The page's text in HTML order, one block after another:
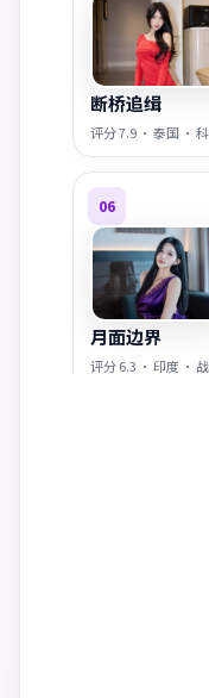
断桥追缉
评分7.9 · 泰国 ·
06
月面边界
评分6.3 · 印度 ·